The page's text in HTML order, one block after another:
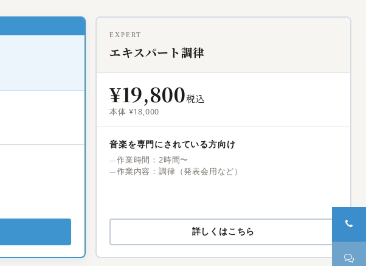
EXPERT
エキスパート調律
¥19,800税込
本体 ¥18,000
音楽を専門にされている方向け
作業時間：2時間〜
作業内容：調律（発表会用など）
詳しくはこちら